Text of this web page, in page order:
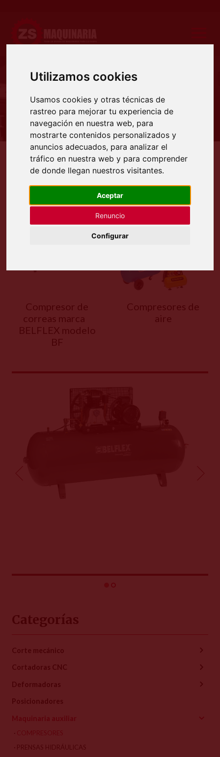
Utilizamos cookies
Usamos cookies y otras técnicas de
rastreo para mejorar tu experiencia de
navegación en nuestra web, para
mostrarte contenidos personalizados y
anuncios adecuados, para analizar el
tráfico en nuestra web y para comprender
de donde llegan nuestros visitantes.
Aceptar
Renuncio
Configurar
Productos
Productos Maquinaria auxiliar Compresores
Categorías
Corte mecánico
Cortadoras CNC
Deformadoras
Posicionadores
Maquinaria auxiliar
COMPRESORES
PRENSAS HIDRÁULICAS
COMPRESORES
Compresor de
correas marca
BELFLEX modelo
BF
Compresores de
aire